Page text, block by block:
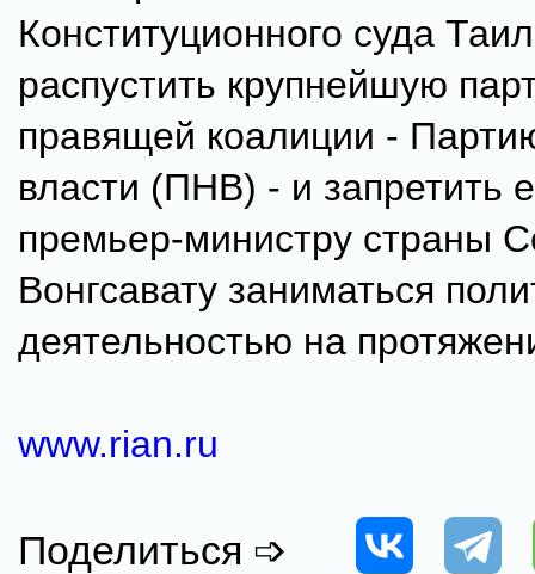
Конституционного суда
распустить крупнейшую
правящей коалиции -
власти (ПНВ) - и запретить
премьер-министру страны
Вонгсавату заниматься
деятельностью на
www.rian.ru
Поделиться ➩